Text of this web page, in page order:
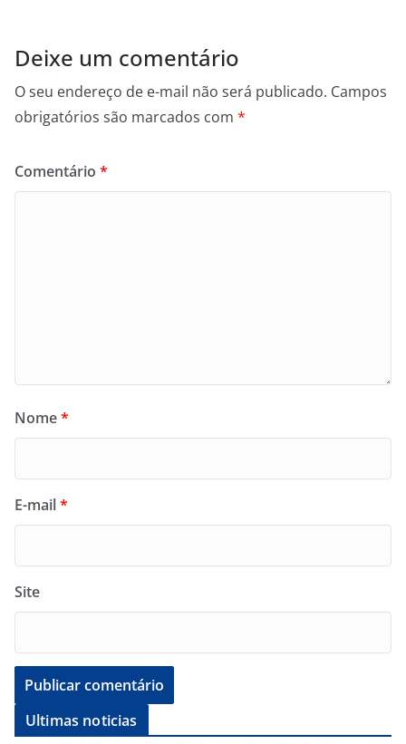
Deixe um comentário
O seu endereço de e-mail não será publicado. Campos
obrigatórios são marcados com *
Comentário *
Nome*
E-mail*
Site
Ultimas noticias